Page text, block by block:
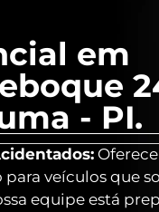
em
- PI.
veículos que
equipe está